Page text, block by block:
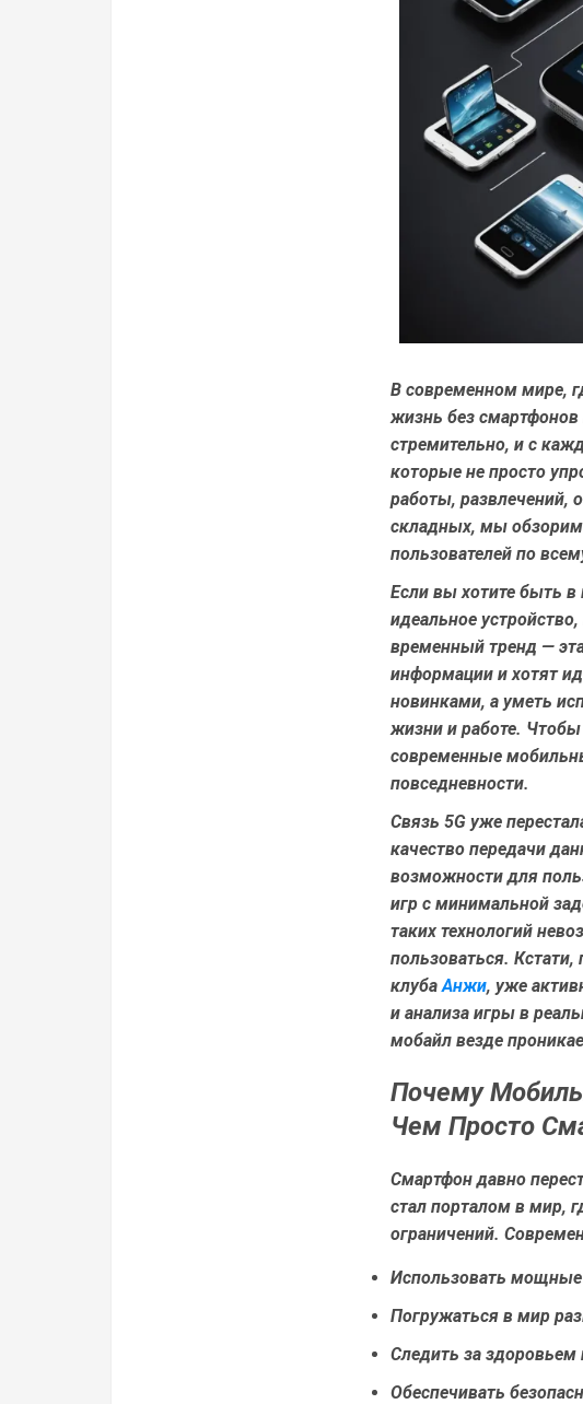
В современном мире,
жизнь без
стремительно, и с
которые не просто
работы, развлечений,
складных, мы обзорим
пользователей по
Если вы хотите быть в
идеальное
временный тренд —
информации и хотят
новинками, а уметь
жизни и работе. Чтобы
современные
повседневности.
Связь 5G уже
качество передачи
возможности для
игр с минимальной
таких технологий
пользоваться.
клубаАнжи, уже
и анализа игры в
мобайл везде
Почему
Чем Просто
Смартфон давно
стал порталом в мир,
ограничений.
Использовать
Погружаться в мир
Следить за
Обеспечивать